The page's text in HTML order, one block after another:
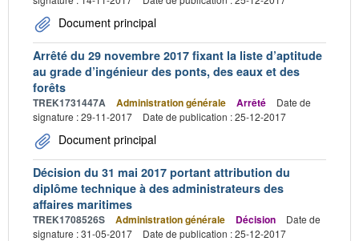
Document principal
Arrêté du 29 novembre 2017 fixant la liste d’aptitude
au grade d’ingénieur des ponts, des eaux et des
forêts
TREK1731447A Administration générale Arrêté
Date de
signature : 29-11-2017
Date de publication : 25-12-2017
Document principal
Décision du 31 mai 2017 portant attribution du
diplôme technique à des administrateurs des
affaires maritimes
TREK1708526S Administration générale Décision
Date de
signature : 31-05-2017
Date de publication : 25-12-2017